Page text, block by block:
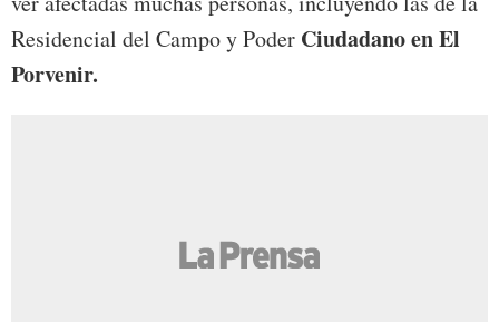
Residencial del Campo y Poder Ciudadano en El
Porvenir.